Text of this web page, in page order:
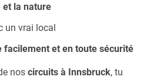
et la nature
un vrai local
facilement et en toute sécurité
nos circuits à Innsbruck, tu